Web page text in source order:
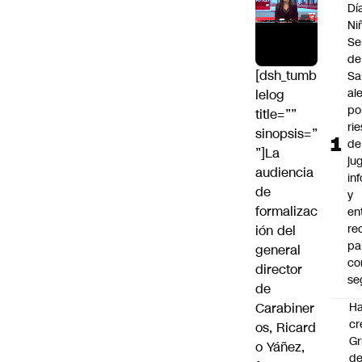
[dsh_tumb
lelog
title=””
sinopsis=”
”]La
audiencia
de
formalizac
ión del
general
director
de
Carabiner
os, Ricard
o Yáñez,
de
de
y
de